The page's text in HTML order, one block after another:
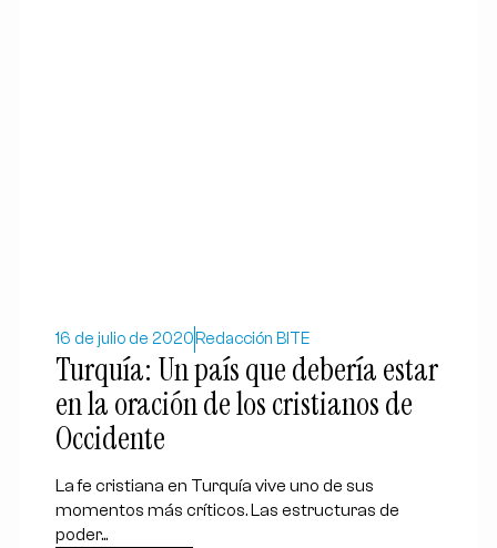
16 de julio de 2020 Redacción BITE
Turquía: Un país que debería estar
en la oración de los cristianos de
Occidente
La fe cristiana en Turquía vive uno de sus
momentos más críticos. Las estructuras de
poder...